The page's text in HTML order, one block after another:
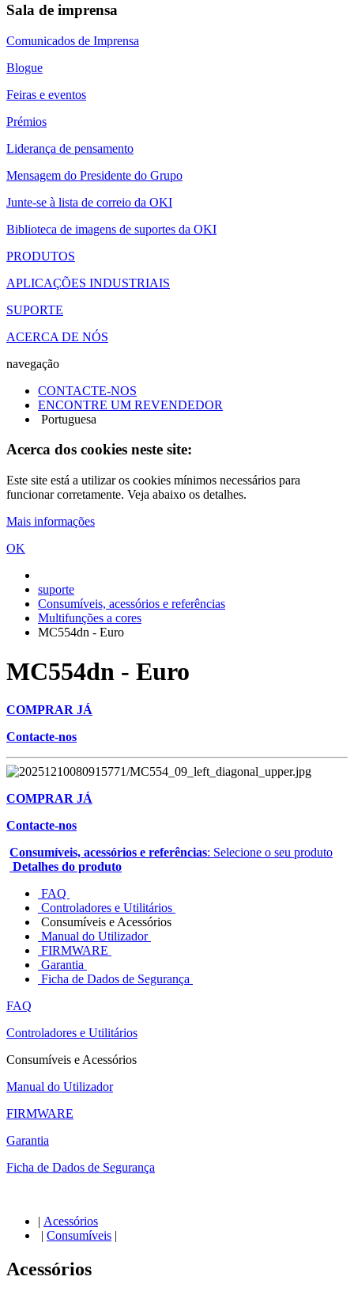
Sala de imprensa
Comunicados de Imprensa
Blogue
Feiras e eventos
Prémios
Liderança de pensamento
Mensagem do Presidente do Grupo
Junte-se à lista de correio da OKI
Biblioteca de imagens de suportes da OKI
PRODUTOS
APLICAÇÕES INDUSTRIAIS
SUPORTE
ACERCA DE NÓS
navegação
CONTACTE-NOS
ENCONTRE UM REVENDEDOR
Portuguesa
Acerca dos cookies neste site:
Este site está a utilizar os cookies mínimos necessários para
funcionar corretamente. Veja abaixo os detalhes.
Mais informações
OK
suporte
Consumíveis, acessórios e referências
Multifunções a cores
MC554dn - Euro
MC554dn - Euro
COMPRAR JÁ
Contacte-nos
COMPRAR JÁ
Contacte-nos
Consumíveis, acessórios e referências: Selecione o seu produto
Detalhes do produto
FAQ
Controladores e Utilitários
Consumíveis e Acessórios
Manual do Utilizador
FIRMWARE
Garantia
Ficha de Dados de Segurança
FAQ
Controladores e Utilitários
Consumíveis e Acessórios
Manual do Utilizador
FIRMWARE
Garantia
Ficha de Dados de Segurança
| Acessórios
| Consumíveis |
Acessórios